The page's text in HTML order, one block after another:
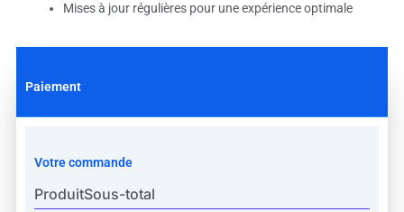
Mises à jour régulières pour une expérience optimale
Paiement
Votre commande
ProduitSous-total